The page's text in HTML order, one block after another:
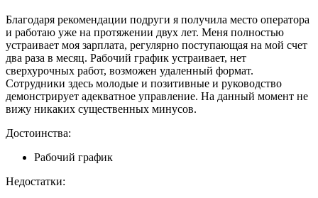
Благодаря рекомендации подруги я получила место оператора
и работаю уже на протяжении двух лет. Меня полностью
устраивает моя зарплата, регулярно поступающая на мой счет
два раза в месяц. Рабочий график устраивает, нет
сверхурочных работ, возможен удаленный формат.
Сотрудники здесь молодые и позитивные и руководство
демонстрирует адекватное управление. На данный момент не
вижу никаких существенных минусов.
Достоинства:
Рабочий график
Недостатки: